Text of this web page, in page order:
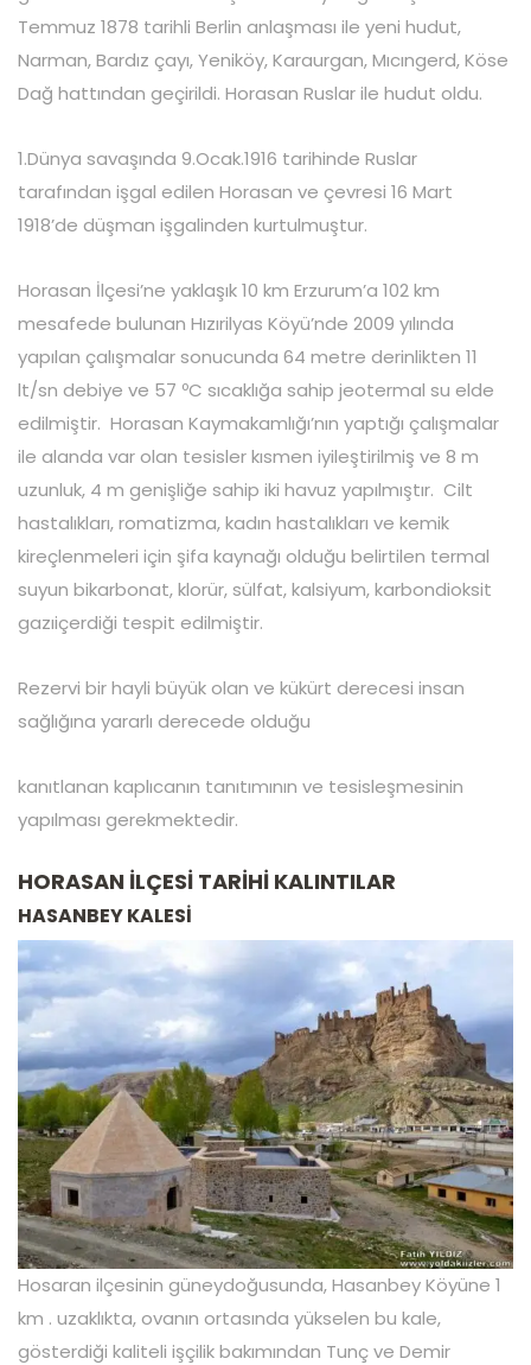
Temmuz 1878 tarihli Berlin anlaşması ile yeni hudut,
Narman, Bardız çayı, Yeniköy, Karaurgan, Mıcıngerd, Köse
Dağ hattından geçirildi. Horasan Ruslar ile hudut oldu.
1.Dünya savaşında 9.Ocak.1916 tarihinde Ruslar
tarafından işgal edilen Horasan ve çevresi 16 Mart
1918’de düşman işgalinden kurtulmuştur.
Horasan İlçesi’ne yaklaşık 10 km Erzurum’a 102 km
mesafede bulunan Hızırilyas Köyü’nde 2009 yılında
yapılan çalışmalar sonucunda 64 metre derinlikten 11
lt/sn debiye ve 57 ºC sıcaklığa sahip jeotermal su elde
edilmiştir. Horasan Kaymakamlığı’nın yaptığı çalışmalar
ile alanda var olan tesisler kısmen iyileştirilmiş ve 8 m
uzunluk, 4 m genişliğe sahip iki havuz yapılmıştır. Cilt
hastalıkları, romatizma, kadın hastalıkları ve kemik
kireçlenmeleri için şifa kaynağı olduğu belirtilen termal
suyun bikarbonat, klorür, sülfat, kalsiyum, karbondioksit
gazıiçerdiği tespit edilmiştir.
Rezervi bir hayli büyük olan ve kükürt derecesi insan
sağlığına yararlı derecede olduğu
kanıtlanan kaplıcanın tanıtımının ve tesisleşmesinin
yapılması gerekmektedir.
HORASAN İLÇESİ TARİHİ KALINTILAR
HASANBEY KALESİ
Hosaran ilçesinin güneydoğusunda, Hasanbey Köyüne 1
km . uzaklıkta, ovanın ortasında yükselen bu kale,
gösterdiği kaliteli işçilik bakımından Tunç ve Demir